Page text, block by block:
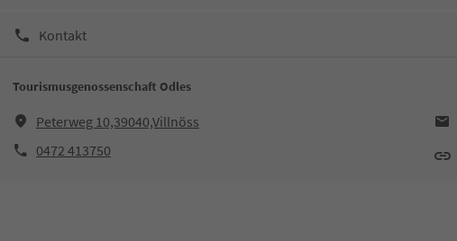
Kontakt
Tourismusgenossenschaft Odles
Peterweg 10,39040,Villnöss
0472 413750